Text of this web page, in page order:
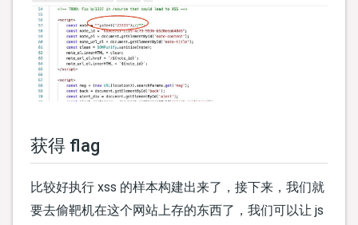
获得 flag
比较好执行 xss 的样本构建出来了，接下来，我们就
要去偷靶机在这个网站上存的东西了，我们可以让 js